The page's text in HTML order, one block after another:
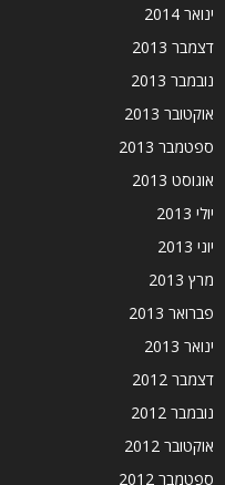
ינואר 2014
דצמבר 2013
נובמבר 2013
אוקטובר 2013
ספטמבר 2013
אוגוסט 2013
יולי 2013
יוני 2013
מרץ 2013
פברואר 2013
ינואר 2013
דצמבר 2012
נובמבר 2012
אוקטובר 2012
ספטמבר 2012